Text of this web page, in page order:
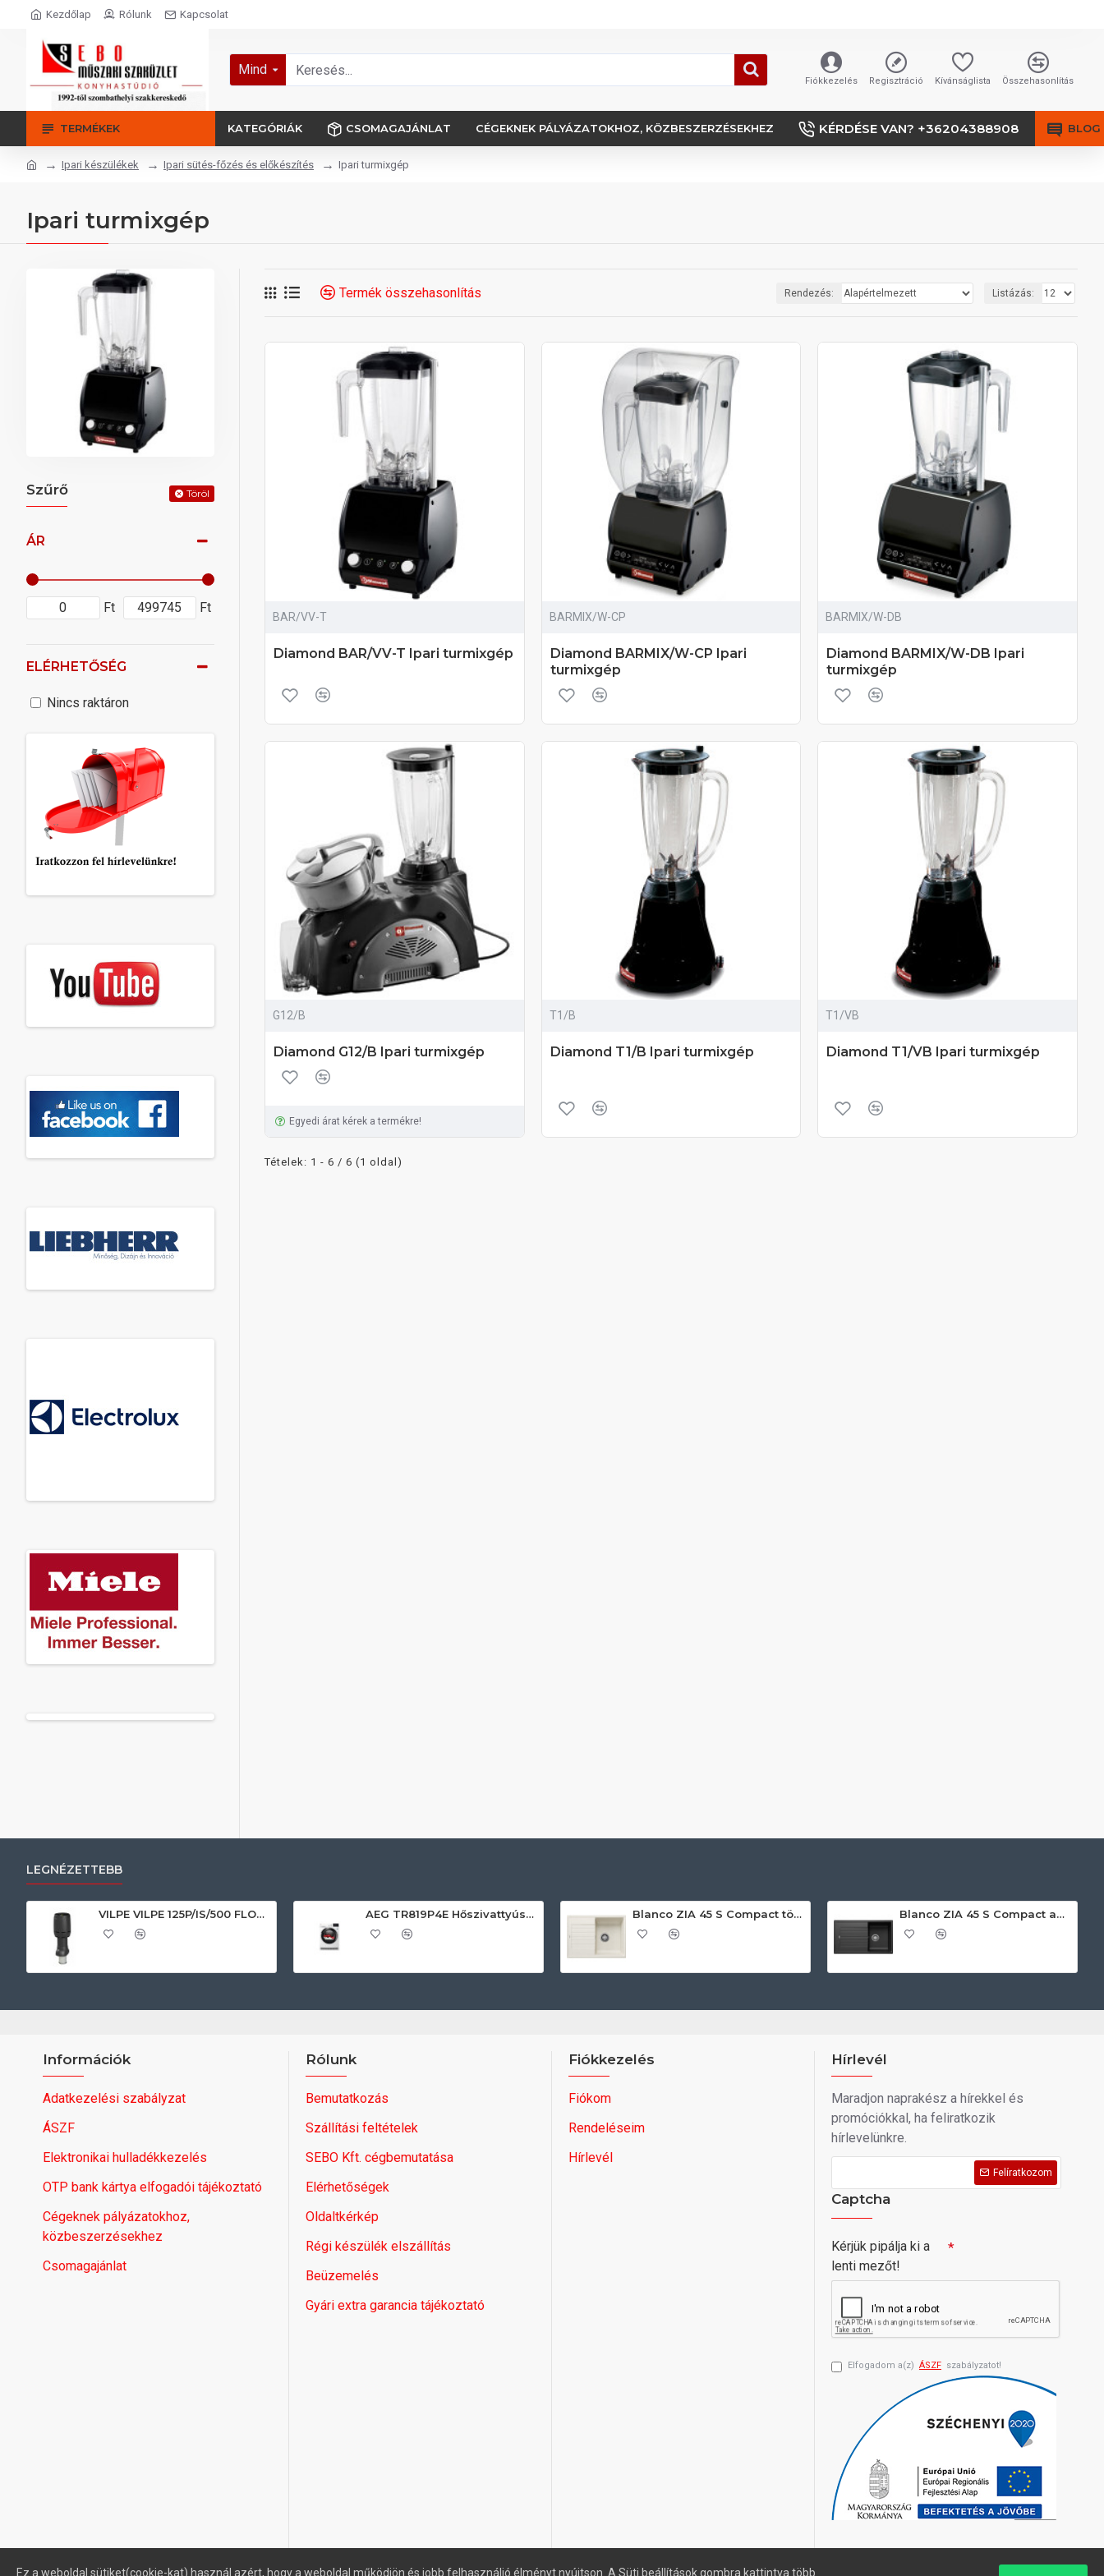
Kezdőlap Rólunk Kapcsolat
Mind
Fiókkezelés Regisztráció Kívánságlista Összehasonlítás
TERMÉKEK KATEGÓRIÁK CSOMAGAJÁNLAT CÉGEKNEK PÁLYÁZATOKHOZ, KÖZBESZERZÉSEKHEZ KÉRDÉSE VAN? +36204388908 BLOG
Ipari készülékek Ipari sütés-főzés és előkészítés Ipari turmixgép
Ipari turmixgép
Szűrő Töröl
ÁR
Ft Ft
ELÉRHETŐSÉG
Nincs raktáron
Termék összehasonlítás Rendezés: Listázás:
BAR/VV-T
Diamond BAR/VV-T Ipari turmixgép
BARMIX/W-CP
Diamond BARMIX/W-CP Ipari
turmixgép
BARMIX/W-DB
Diamond BARMIX/W-DB Ipari
turmixgép
G12/B
Diamond G12/B Ipari turmixgép
Egyedi árat kérek a termékre!
T1/B
Diamond T1/B Ipari turmixgép
T1/VB
Diamond T1/VB Ipari turmixgép
Tételek: 1 - 6 / 6 (1 oldal)
LEGNÉZETTEBB
VILPE VILPE 125P/IS/500 FLOW tetőszellőző, fekete Szellőztető ventilátor tartozékok AEG TR819P4E Hőszivattyús szárítógép Blanco ZIA 45 S Compact törtfehér exc.n. 527197 Gránit mosogatótálca Blanco ZIA 45 S Compact antracit exc.n 524721 Gránit mosogatótálca
Információk
Adatkezelési szabályzat
ÁSZF
Elektronikai hulladékkezelés
OTP bank kártya elfogadói tájékoztató
Cégeknek pályázatokhoz,
közbeszerzésekhez
Csomagajánlat
Rólunk
Bemutatkozás
Szállítási feltételek
SEBO Kft. cégbemutatása
Elérhetőségek
Oldaltkérkép
Régi készülék elszállítás
Beüzemelés
Gyári extra garancia tájékoztató
Fiókkezelés
Fiókom
Rendeléseim
Hírlevél
Hírlevél
Maradjon naprakész a hírekkel és
promóciókkal, ha feliratkozik
hírlevelünkre.
Felíratkozom
Captcha
Kérjük pipálja ki a
lenti mezőt!
Elfogadom a(z) ÁSZF szabályzatot!
Ez a weboldal sütiket(cookie-kat) használ azért, hogy a weboldal működjön és jobb felhasználió élményt nyújtson. A Süti beállítások gombra kattintva több